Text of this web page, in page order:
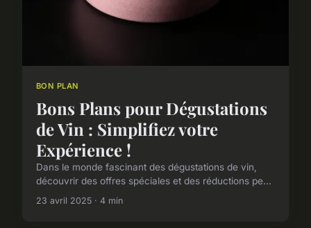
BON PLAN
Bons Plans pour Dégustations
de Vin : Simplifiez votre
Expérience !
Dans le monde fascinant des dégustations de vin,
découvrir des offres spéciales et des réductions pe...
23 avril 2025 · 4 min